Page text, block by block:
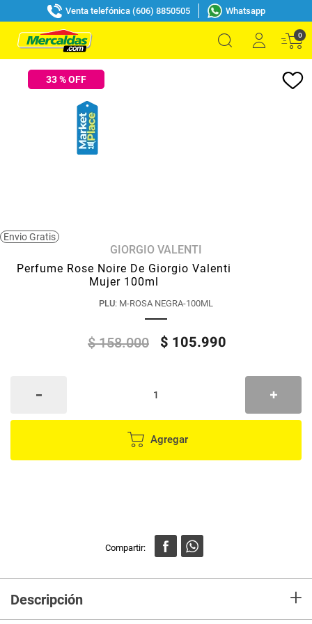
Venta telefónica (606) 8850505 Whatsapp
0
33% OFF
Envio Gratis
GIORGIO VALENTI
Perfume Rose Noire De Giorgio Valenti
Mujer 100ml
PLU: M-ROSA NEGRA-100ML
$ 158.000 $ 105.990
Agregar
Descripción +